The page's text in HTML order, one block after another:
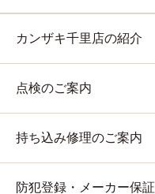
カンザキ千里店の紹介
点検のご案内
持ち込み修理のご案内
防犯登録・メーカー保証